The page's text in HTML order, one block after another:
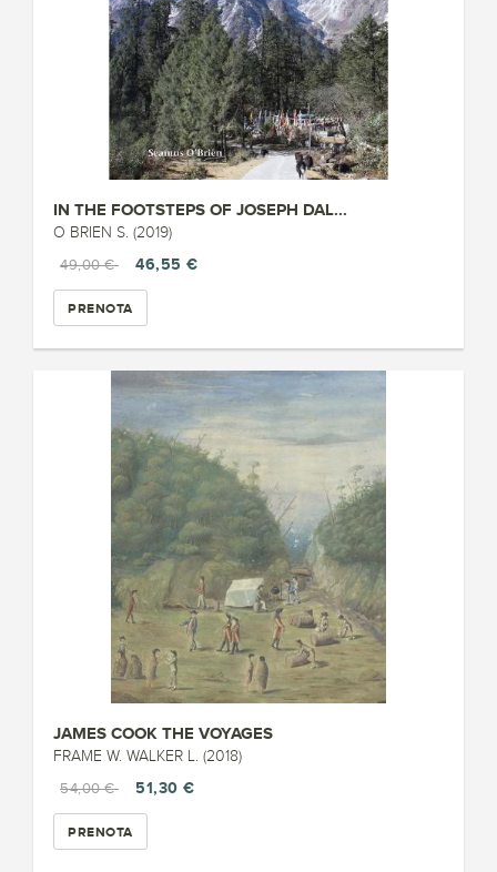
IN THE FOOTSTEPS OF JOSEPH DAL...
O BRIEN S. (2019)
49,00 €
46,55 €
PRENOTA
JAMES COOK THE VOYAGES
FRAME W. WALKER L. (2018)
54,00 €
51,30 €
PRENOTA